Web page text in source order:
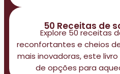
50 Receitas de
Explore 50 receitas
reconfortantes e cheios
mais inovadoras, este
de opções para